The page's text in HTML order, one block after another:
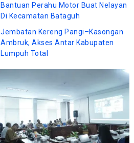
Bantuan Perahu Motor Buat Nelayan
Di Kecamatan Bataguh
Jembatan Kereng Pangi–Kasongan
Ambruk, Akses Antar Kabupaten
Lumpuh Total